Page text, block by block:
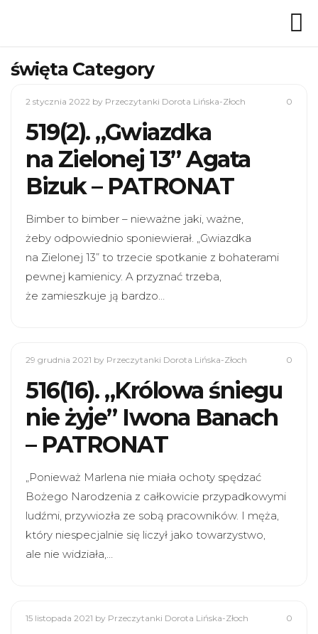
święta Category
2 stycznia 2022 by Przeczytanki Dorota Lińska-Złoch 0
519(2). „Gwiazdka
na Zielonej 13” Agata
Bizuk – PATRONAT
Bimber to bimber – nieważne jaki, ważne,
żeby odpowiednio sponiewierał. „Gwiazdka
na Zielonej 13” to trzecie spotkanie z bohaterami
pewnej kamienicy. A przyznać trzeba,
że zamieszkuje ją bardzo…
29 grudnia 2021 by Przeczytanki Dorota Lińska-Złoch 0
516(16). „Królowa śniegu
nie żyje” Iwona Banach
– PATRONAT
„Ponieważ Marlena nie miała ochoty spędzać
Bożego Narodzenia z całkowicie przypadkowymi
ludźmi, przywiozła ze sobą pracowników. I męża,
który niespecjalnie się liczył jako towarzystwo,
ale nie widziała,…
15 listopada 2021 by Przeczytanki Dorota Lińska-Złoch 0